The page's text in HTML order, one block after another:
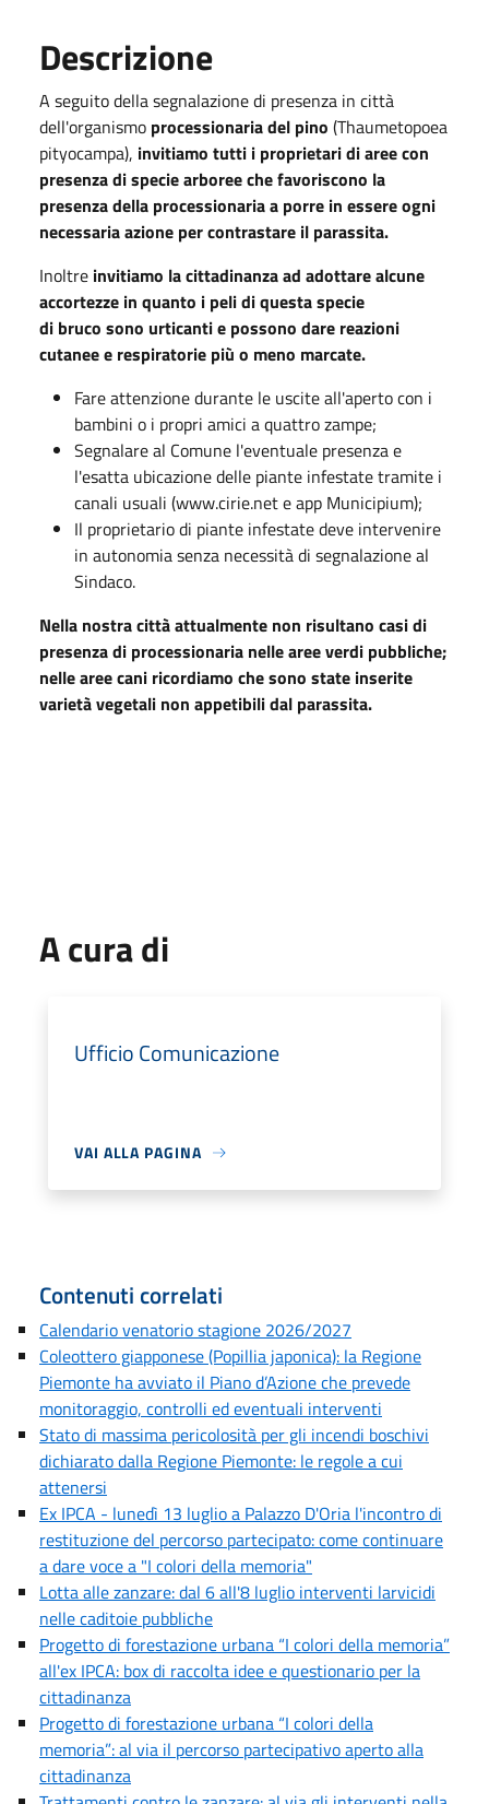
Descrizione
A seguito della segnalazione di presenza in città
dell'organismo processionaria del pino (Thaumetopoea
pityocampa), invitiamo tutti i proprietari di aree con
presenza di specie arboree che favoriscono la
presenza della processionaria a porre in essere ogni
necessaria azione per contrastare il parassita.
Inoltre invitiamo la cittadinanza ad adottare alcune
accortezze in quanto i peli di questa specie
di bruco sono urticanti e possono dare reazioni
cutanee e respiratorie più o meno marcate.
Fare attenzione durante le uscite all'aperto con i
bambini o i propri amici a quattro zampe;
Segnalare al Comune l'eventuale presenza e
l'esatta ubicazione delle piante infestate tramite i
canali usuali (www.cirie.net e app Municipium);
Il proprietario di piante infestate deve intervenire
in autonomia senza necessità di segnalazione al
Sindaco.
Nella nostra città attualmente non risultano casi di
presenza di processionaria nelle aree verdi pubbliche;
nelle aree cani ricordiamo che sono state inserite
varietà vegetali non appetibili dal parassita.
A cura di
Ufficio Comunicazione
VAI ALLA PAGINA
Contenuti correlati
Calendario venatorio stagione 2026/2027
Coleottero giapponese (Popillia japonica): la Regione
Piemonte ha avviato il Piano d’Azione che prevede
monitoraggio, controlli ed eventuali interventi
Stato di massima pericolosità per gli incendi boschivi
dichiarato dalla Regione Piemonte: le regole a cui
attenersi
Ex IPCA - lunedì 13 luglio a Palazzo D'Oria l'incontro di
restituzione del percorso partecipato: come continuare
a dare voce a "I colori della memoria"
Lotta alle zanzare: dal 6 all'8 luglio interventi larvicidi
nelle caditoie pubbliche
Progetto di forestazione urbana “I colori della memoria”
all'ex IPCA: box di raccolta idee e questionario per la
cittadinanza
Progetto di forestazione urbana “I colori della
memoria”: al via il percorso partecipativo aperto alla
cittadinanza